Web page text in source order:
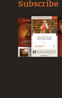
Subscribe